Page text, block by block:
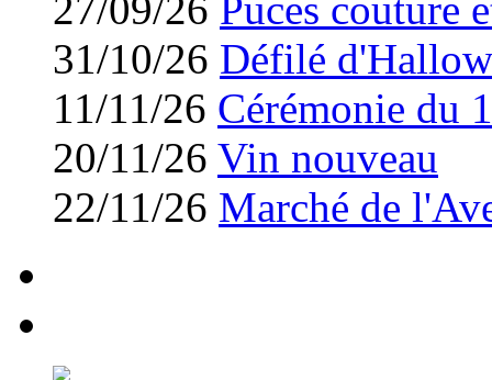
27/09/26 Puces couture
31/10/26 Défilé
11/11/26 Cérémonie du
20/11/26 Vin nouveau
22/11/26 Marché de